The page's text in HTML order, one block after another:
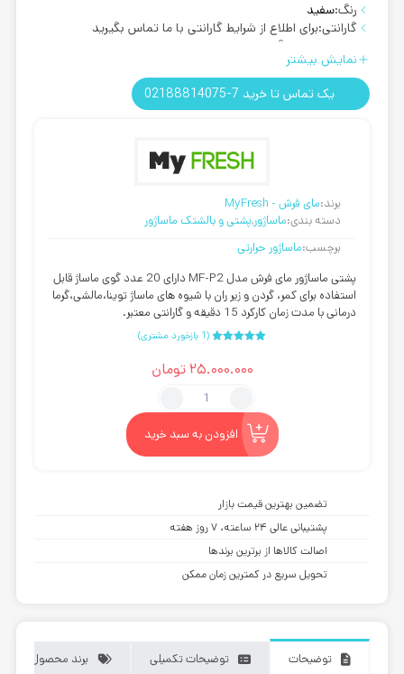
رنگ:سفید
گارانتی:برای اطلاع از شرایط گارانتی با ما تماس بگیرید
رایگان
نمایش بیشتر
یک تماس تا خرید 7-02188814075
برند:مای فرش - MyFresh
دسته بندی:ماساژور,پشتی و بالشتک ماساژور
برچسب:ماساژور حرارتی
پشتی ماساژور مای فرش مدل MF-P2
دارای 20 عدد گوی ماساژ قابل
استفاده برای کمر، گردن و زیر ران با شیوه های ماساژ توینا،مالشی،گرما
درمانی با مدت زمان کارکرد 15 دقیقه و گارانتی معتبر.
درامتیازدهی
(
1 بازخورد مشتری)
25.000.000 تومان
ماساژور
مای
فرش
MF-
P2
افزودن به سبد خرید
تضمین بهترین قیمت بازار
پشتیبانی عالی ۲۴ ساعته، ۷ روز هفته
اصالت کالاها از برترین برندها
تحویل سریع در کمترین زمان ممکن
توضیحات توضیحات تکمیلی برند محصول